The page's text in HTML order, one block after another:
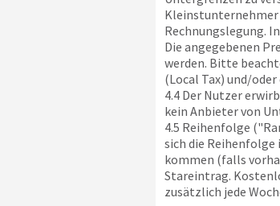
Kleinstunternehmer
Rechnungslegung.
Die angegebenen
werden. Bitte
(Local Tax) und/
4.4 Der Nutzer
kein Anbieter von
4.5 Reihenfolge
sich die Reihenfolge
kommen (falls
Stareintrag.
zusätzlich jede